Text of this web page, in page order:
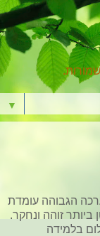
שמורות.
▼
הגבוהה עומדת
ביותר זוהה ונחקר.
בלמידה